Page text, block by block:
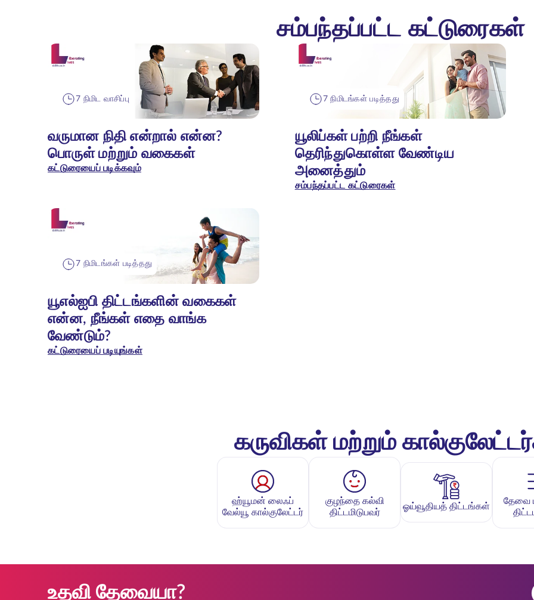
சம்பந்தப்பட்ட கட்டுரைகள்
7 நிமிட வாசிப்பு
வருமான நிதி என்றால் என்ன?
பொருள் மற்றும் வகைகள்
கட்டுரையைப் படிக்கவும்
7 நிமிடங்கள் படித்தது
யூலிப்கள் பற்றி நீங்கள்
தெரிந்துகொள்ள வேண்டிய
அனைத்தும்
சம்பந்தப்பட்ட கட்டுரைகள்
7 நிமிடங்கள் படித்தது
யூஎல்ஐபி திட்டங்களின் வகைகள்
என்ன, நீங்கள் எதை வாங்க
வேண்டும்?
கட்டுரையைப் படியுங்கள்
கருவிகள் மற்றும்
ஹ்யூமன் லைஃப்
வேல்யூ கால்குலேட்டர்
குழந்தை கல்வி
திட்டமிடுபவர்
ஓய்வூதியத் திட்டங்கள்
தேவை
உதவி தேவையா?